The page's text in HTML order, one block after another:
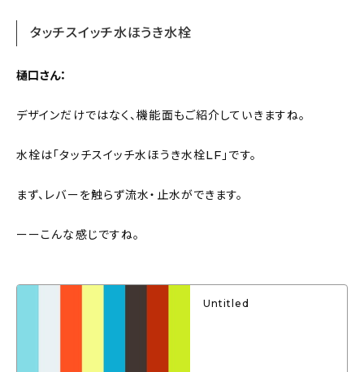
タッチスイッチ水ほうき水栓
樋口さん：
デザインだけではなく、機能面もご紹介していきますね。
水栓は「タッチスイッチ水ほうき水栓LF」です。
まず、レバーを触らず流水・止水ができます。
ーーこんな感じですね。
Untitled